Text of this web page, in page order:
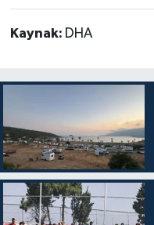
Kaynak: DHA